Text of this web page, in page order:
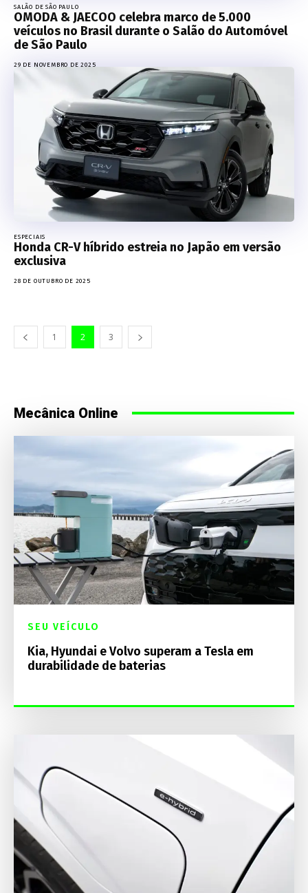
SALÃO DE SÃO PAULO
OMODA & JAECOO celebra marco de 5.000
veículos no Brasil durante o Salão do Automóvel
de São Paulo
29 DE NOVEMBRO DE 2025
ESPECIAIS
Honda CR-V híbrido estreia no Japão em versão
exclusiva
28 DE OUTUBRO DE 2025
1 2 3
Mecânica Online
SEU VEÍCULO
Kia, Hyundai e Volvo superam a Tesla em
durabilidade de baterias